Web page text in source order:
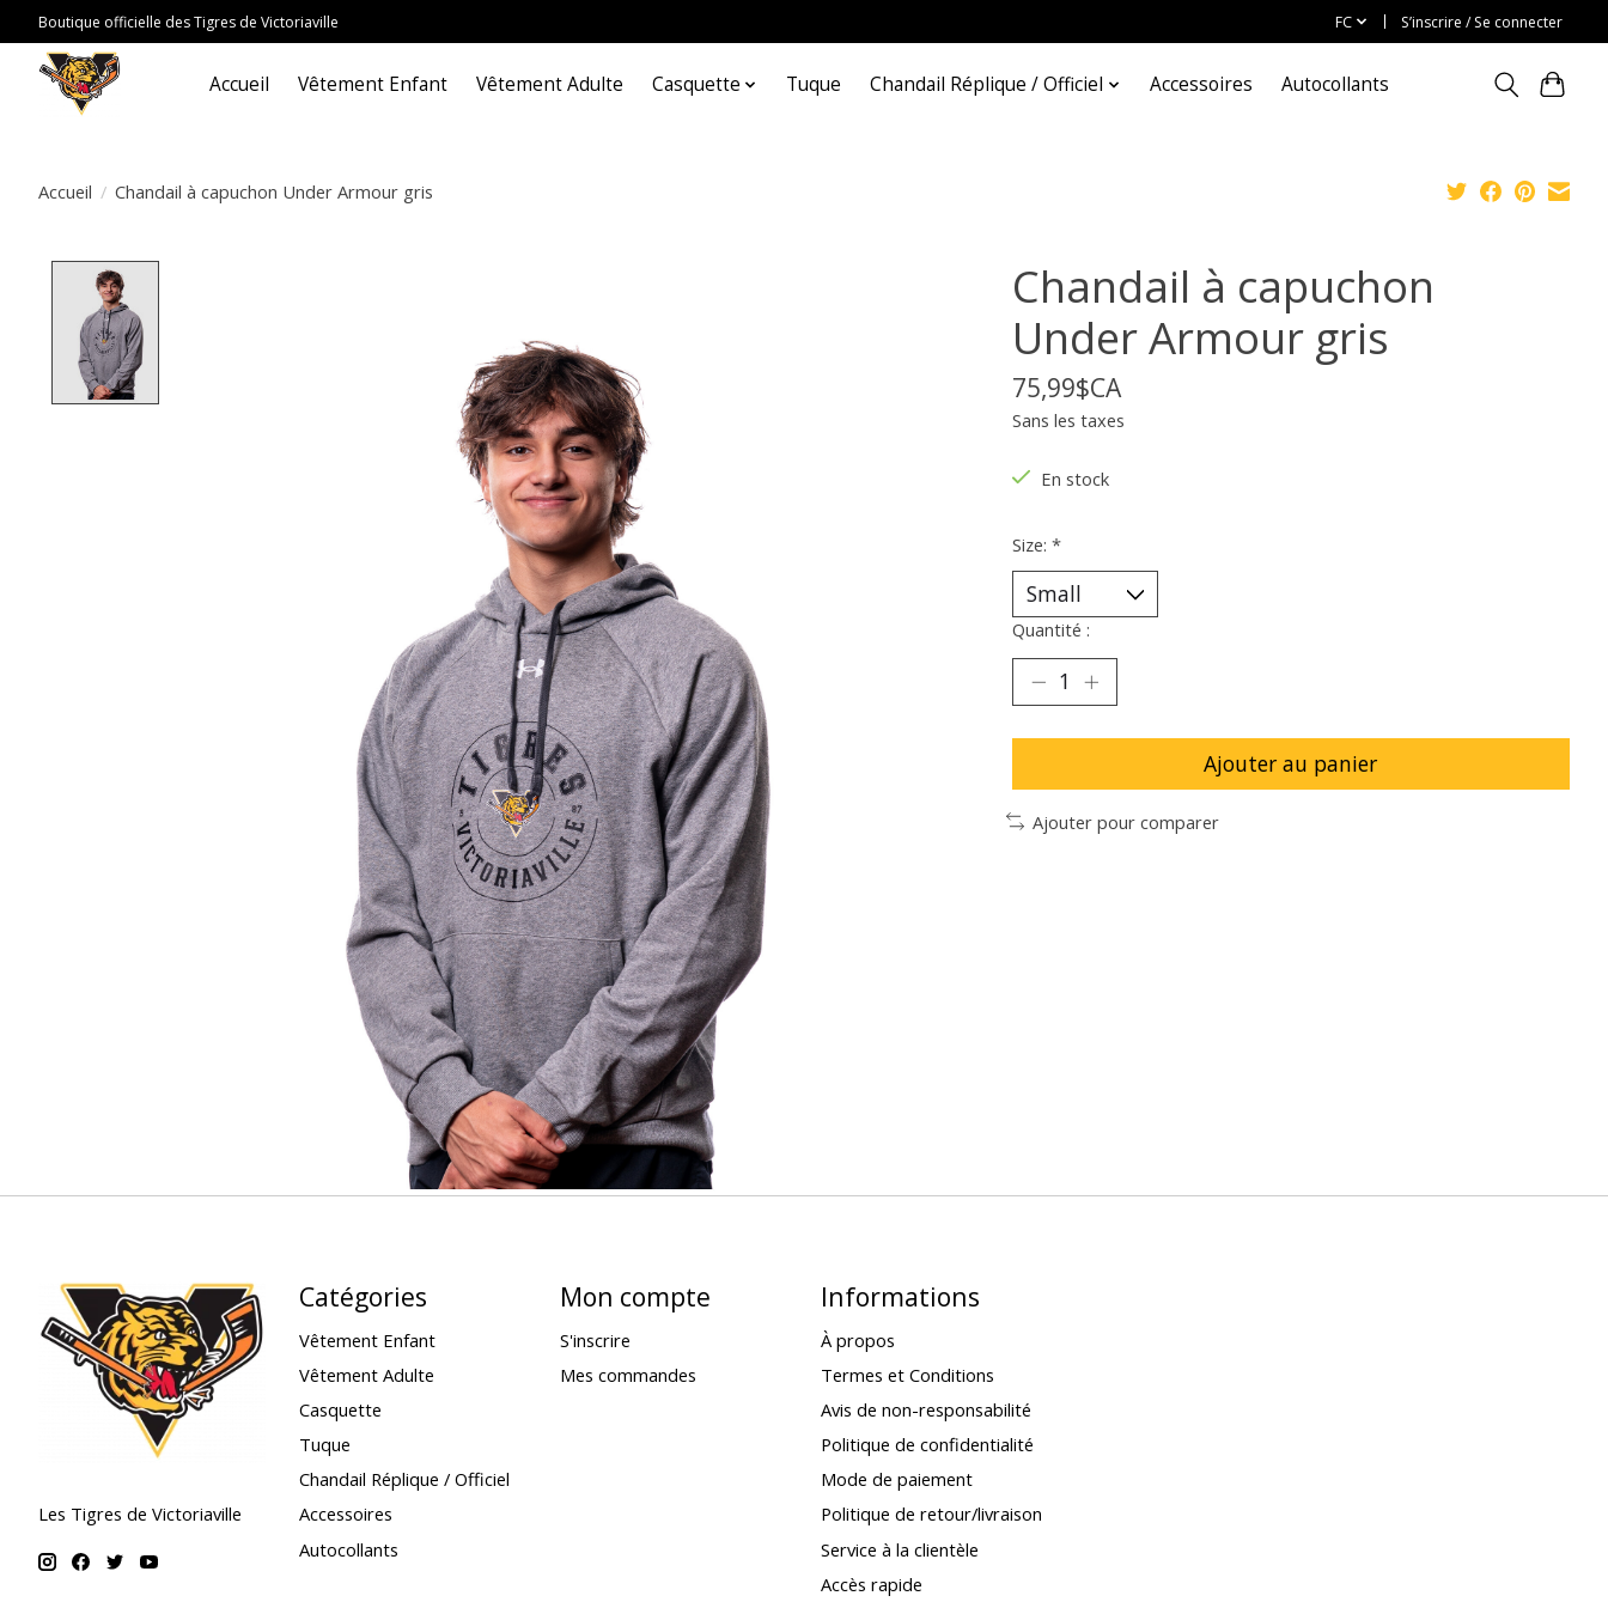
Boutique officielle des Tigres de Victoriaville FC S’inscrire / Se connecter
Accueil Vêtement Enfant Vêtement Adulte Casquette Tuque Chandail Réplique / Officiel Accessoires Autocollants
Accueil / Chandail à capuchon Under Armour gris
Chandail à capuchon
Under Armour gris
75,99$CA
Sans les taxes
En stock
Size: *
Quantité :
Ajouter au panier
Ajouter pour comparer
Les Tigres de Victoriaville
Catégories
Vêtement Enfant
Vêtement Adulte
Casquette
Tuque
Chandail Réplique / Officiel
Accessoires
Autocollants
Mon compte
S'inscrire
Mes commandes
Informations
À propos
Termes et Conditions
Avis de non-responsabilité
Politique de confidentialité
Mode de paiement
Politique de retour/livraison
Service à la clientèle
Accès rapide